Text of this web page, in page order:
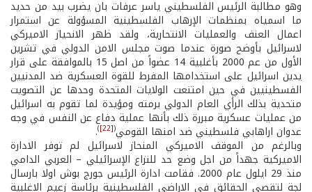
وهو مطالبة الرئيس الفلسطيني ياسر عرفات بان يضرب بيد من حديد
ما اسمياه بمنظمات الإرهاب الفلسطينية المسؤولة عن استمرار
اعمال العنف والعمليات الانتحارية، ولقد ظهر الانحياز الاميركي
لاسرائيل بأوضح صورة عندما صوت مجلس الامن الدولي في تشرين
الأول من عم 2000 بأغلبية 14 عضواً من اصل 15 بالموافقة على قرار
يدين اسرائيل على استخدامها المفرط للقوة العسكرية ضد المدنيين
الفسطينيين في حين امتنعت الولايات المتحدة وحدها عن التصويت
متحدية بذلك الرأي العام الدولي برمته ومؤيدة لما تقوم به اسرائيل
من عمليات عسكرية مبررة ذلك بأنها عملية دفاع عن النفس في وجه
عدوان اراهابي فلسطيني ضد امنها القومي(
[22]
)
.
وبالرغم من الموقف الاميركي المنحاز لاسرائيل لم توفر الادارة
الاميركية جهداً من اجل وضع حد للنزاع الإسرائيلي – العربي الدامي
منذ 29 ايلول عام 2000. فقامت ادارة الرئيس جورج بوش اولا بارسال
لجة لتقصي الحقائق في الاراضي الفلسطينية برئاسة زعيم الاغلبية